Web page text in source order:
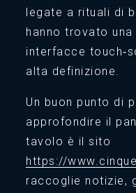
legate a rituali di
hanno trovato
interfacce
alta definizione.
Un buon punto di
approfondire il
tavolo è il sito
https://
raccoglie notizie,